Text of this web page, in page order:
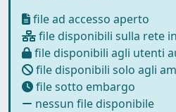
file ad accesso aperto
file disponibili sulla rete
file disponibili agli utenti
file disponibili solo agli
file sotto embargo
nessun file disponibile